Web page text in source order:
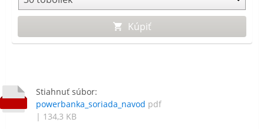
Kúpiť
Stiahnuť súbor:
powerbanka_soriada_navod pdf
| 134,3 KB